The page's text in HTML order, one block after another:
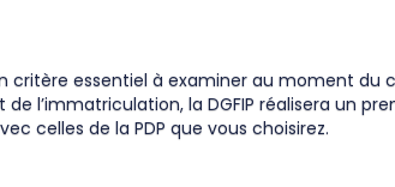
essentiel à examiner au moment du
l’immatriculation, la DGFIP réalisera un
celles de la PDP que vous choisirez.